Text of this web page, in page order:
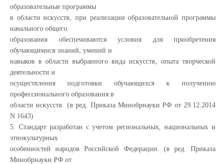
образовательные программы
в области искусств, при реализации образовательной программы
начального общего
образования обеспечиваются условия для приобретения
обучающимися знаний, умений и
навыков в области выбранного вида искусств, опыта творческой
деятельности и
осуществления подготовки обучающихся к получению
профессионального образования в
области искусств. (в ред. Приказа Минобрнауки РФ от 29.12.2014
N 1643)
5. Стандарт разработан с учетом региональных, национальных и
этнокультурных
особенностей народов Российской Федерации. (в ред. Приказа
Минобрнауки РФ от